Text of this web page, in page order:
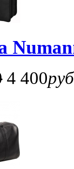
4 400руб